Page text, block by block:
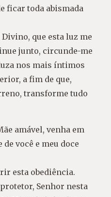
ficar toda abismada
que esta luz me
junto, circunde-me
nos mais íntimos
a fim de que,
transforme tudo
amável, venha em
você e meu doce
esta obediência.
protetor, Senhor nesta